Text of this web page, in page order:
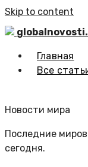
Skip to content
Главная
Все
Новости мира
Последние
сегодня.